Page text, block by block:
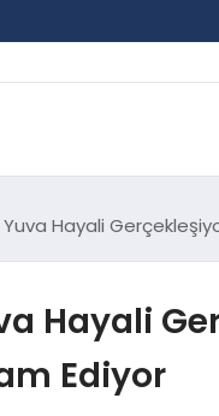
Yuva Hayali
Hayali
Ediyor